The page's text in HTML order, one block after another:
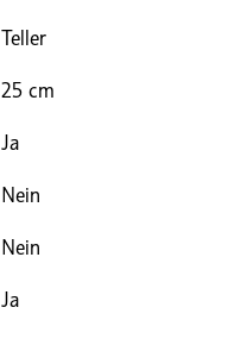
Teller
25 cm
Ja
Nein
Nein
Ja